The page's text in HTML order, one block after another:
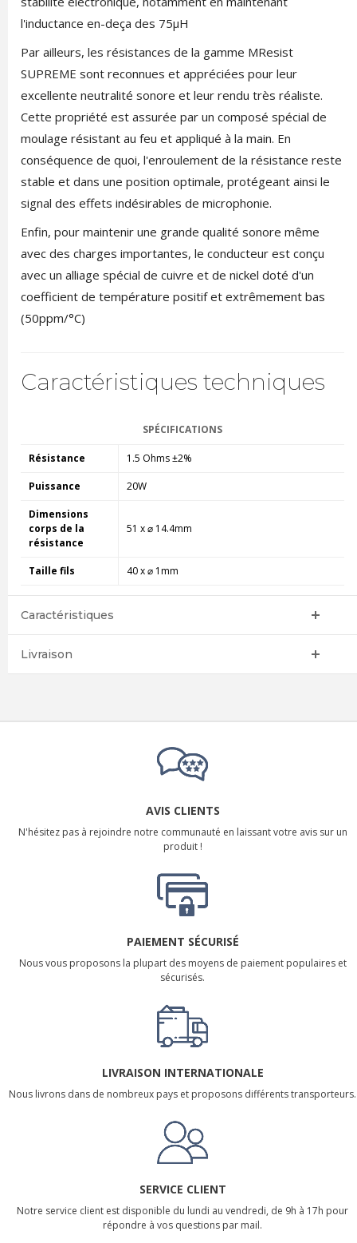
l'inductance en-deça des 75µH
Par ailleurs, les résistances de la gamme MResist
SUPREME sont reconnues et appréciées pour leur
excellente neutralité sonore et leur rendu très réaliste.
Cette propriété est assurée par un composé spécial de
moulage résistant au feu et appliqué à la main. En
conséquence de quoi, l'enroulement de la résistance reste
stable et dans une position optimale, protégeant ainsi le
signal des effets indésirables de microphonie.
Enfin, pour maintenir une grande qualité sonore même
avec des charges importantes, le conducteur est conçu
avec un alliage spécial de cuivre et de nickel doté d'un
coefficient de température positif et extrêmement bas
(50ppm/°C)
Caractéristiques techniques
SPÉCIFICATIONS
Résistance 1.5 Ohms ±2%
Puissance 20W
Dimensions
corps de la
résistance
51 x ⌀ 14.4mm
Taille fils 40 x ⌀ 1mm
Caractéristiques
Livraison
AVIS CLIENTS
N'hésitez pas à rejoindre notre communauté en laissant votre avis sur un
produit !
PAIEMENT SÉCURISÉ
Nous vous proposons la plupart des moyens de paiement populaires et
sécurisés.
LIVRAISON INTERNATIONALE
Nous livrons dans de nombreux pays et proposons différents transporteurs.
SERVICE CLIENT
Notre service client est disponible du lundi au vendredi, de 9h à 17h pour
répondre à vos questions par mail.